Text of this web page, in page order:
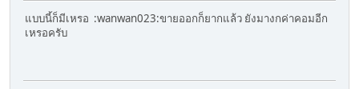
แบบนี้ก็มีเหรอ :wanwan023:ขายออกก็ยากแล้ว ยังมางกค่าคอมอีก
เหรอครับ